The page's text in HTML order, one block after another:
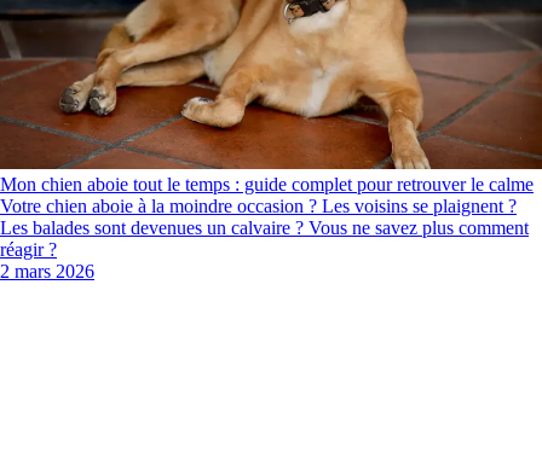
Mon chien aboie tout le temps : guide complet pour retrouver le calme
Votre chien aboie à la moindre occasion ? Les voisins se plaignent ?
Les balades sont devenues un calvaire ? Vous ne savez plus comment
réagir ?
2 mars 2026